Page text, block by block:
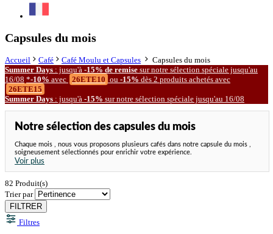
Capsules du mois
Accueil Café Café Moulu et Capsules
Capsules du mois
Summer Days : jusqu'à -15% de remise sur notre sélection spéciale jusqu'au
16/08 *-10% avec 26ETE10 ou -15% dès 2 produits achetés avec
26ETE15
Summer Days : jusqu'à -15% sur notre sélection spéciale jusqu'au 16/08
Notre sélection des capsules du mois
Chaque mois , nous vous proposons plusieurs cafés dans notre capsule du mois ,
soigneusement sélectionnés pour enrichir votre expérience.
Voir plus
82 Produit(s)
Trier par
FILTRER
Filtres